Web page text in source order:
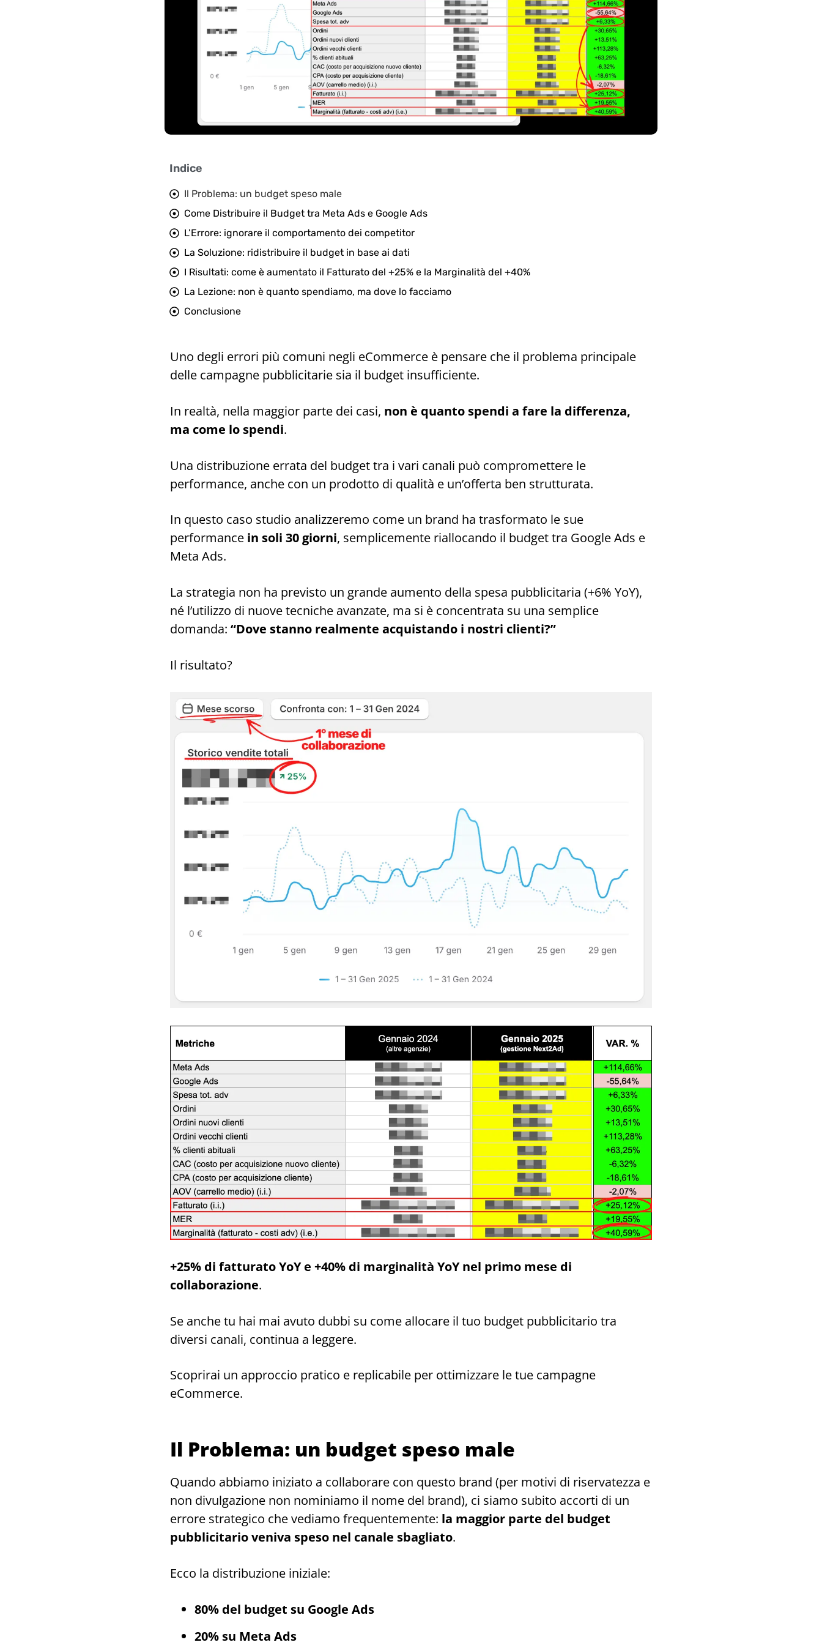
Indice
Il Problema: un budget speso male
Come Distribuire il Budget tra Meta Ads e Google Ads
L’Errore: ignorare il comportamento dei competitor
La Soluzione: ridistribuire il budget in base ai dati
I Risultati: come è aumentato il Fatturato del +25% e la Marginalità del +40%
La Lezione: non è quanto spendiamo, ma dove lo facciamo
Conclusione
Uno degli errori più comuni negli eCommerce è pensare che il problema principale
delle campagne pubblicitarie sia il budget insufficiente.
In realtà, nella maggior parte dei casi, non è quanto spendi a fare la differenza,
ma come lo spendi.
Una distribuzione errata del budget tra i vari canali può compromettere le
performance, anche con un prodotto di qualità e un’offerta ben strutturata.
In questo caso studio analizzeremo come un brand ha trasformato le sue
performance in soli 30 giorni, semplicemente riallocando il budget tra Google Ads e
Meta Ads.
La strategia non ha previsto un grande aumento della spesa pubblicitaria (+6% YoY),
né l’utilizzo di nuove tecniche avanzate, ma si è concentrata su una semplice
domanda: “Dove stanno realmente acquistando i nostri clienti?”
Il risultato?
+25% di fatturato YoY e +40% di marginalità YoY nel primo mese di
collaborazione.
Se anche tu hai mai avuto dubbi su come allocare il tuo budget pubblicitario tra
diversi canali, continua a leggere.
Scoprirai un approccio pratico e replicabile per ottimizzare le tue campagne
eCommerce.
Il Problema: un budget speso male
Quando abbiamo iniziato a collaborare con questo brand (per motivi di riservatezza e
non divulgazione non nominiamo il nome del brand), ci siamo subito accorti di un
errore strategico che vediamo frequentemente: la maggior parte del budget
pubblicitario veniva speso nel canale sbagliato.
Ecco la distribuzione iniziale:
80% del budget su Google Ads
20% su Meta Ads